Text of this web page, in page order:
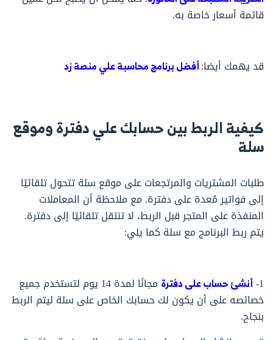
قائمة أسعار خاصة به.
قد يهمك أيضا:أفضل برنامج محاسبة علي منصة زد
كيفية الربط بين حسابك علي دفترة وموقع
سلة
طلبات المشتريات والمرتجعات على موقع سلة تتحول تلقائيًا
إلى فواتير مُعدة على دفترة. مع ملاحظة أن المعاملات
المنفذة على المتجر قبل الربط، لا تنتقل تلقائيًا إلى دفترة.
يتم ربط البرنامج مع سلة كما يلي:
1- أنشئ حساب على دفترة
مجانًا لمدة 14 يوم لتستخدم جميع
خصائصه على أن يكون لك حسابك الخاص على سلة ليتم الربط
بنجاح.